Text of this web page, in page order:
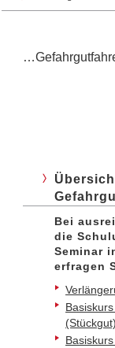
Bei
die
Seminar
erfragen